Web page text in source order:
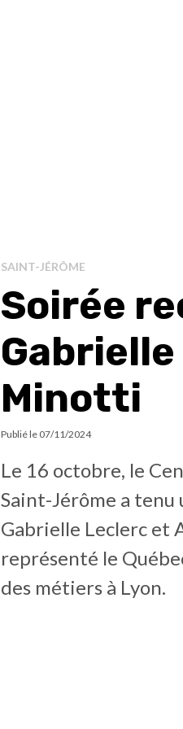
SAINT-JÉRÔME
Soirée
Minotti
Publié le 07/11/2024
Le 16 octobre, le
Saint-Jérôme a
Gabrielle Leclerc
représenté le
des métiers à Lyon.